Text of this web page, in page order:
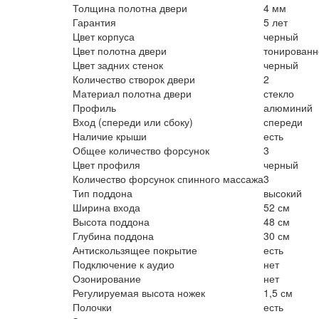
Толщина полотна двери
4 мм
Гарантия
5 лет
Цвет корпуса
черный
Цвет полотна двери
Цвет задних стенок
черный
Количество створок двери
2
Материал полотна двери
стекло
Профиль
алюминий
Вход (спереди или сбоку)
спереди
Наличие крыши
есть
Общее количество форсунок
3
Цвет профиля
черный
Количество форсунок спинного массажа3
Тип поддона
высокий
Ширина входа
52 см
Высота поддона
48 см
Глубина поддона
30 см
Антискользящее покрытие
есть
Подключение к аудио
нет
Озонирование
нет
Регулируемая высота ножек
1,5 см
Полочки
есть